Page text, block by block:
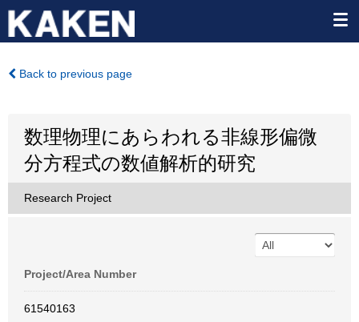
Back to previous page
数理物理にあらわれる非線形偏微
分方程式の数値解析的研究
Research Project
Project/Area Number
61540163